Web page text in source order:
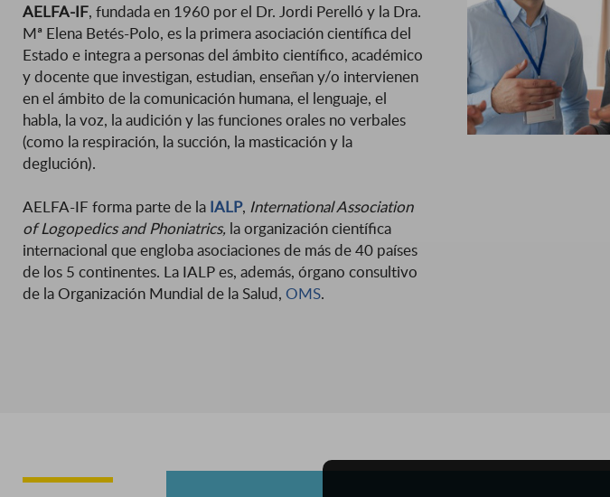
AELFA-IF, fundada en 1960 por el Dr. Jordi Perelló y la Dra.
Mª Elena Betés-Polo, es la primera asociación científica del
Estado e integra a personas del ámbito científico, académico
y docente que investigan, estudian, enseñan y/o intervienen
en el ámbito de la comunicación humana, el lenguaje, el
habla, la voz, la audición y las funciones orales no verbales
(como la respiración, la succión, la masticación y la
deglución).
AELFA-IF forma parte de la IALP, International Association
of Logopedics and Phoniatrics, la organización científica
internacional que engloba asociaciones de más de 40 países
de los 5 continentes. La IALP es, además, órgano consultivo
de la Organización Mundial de la Salud, OMS.